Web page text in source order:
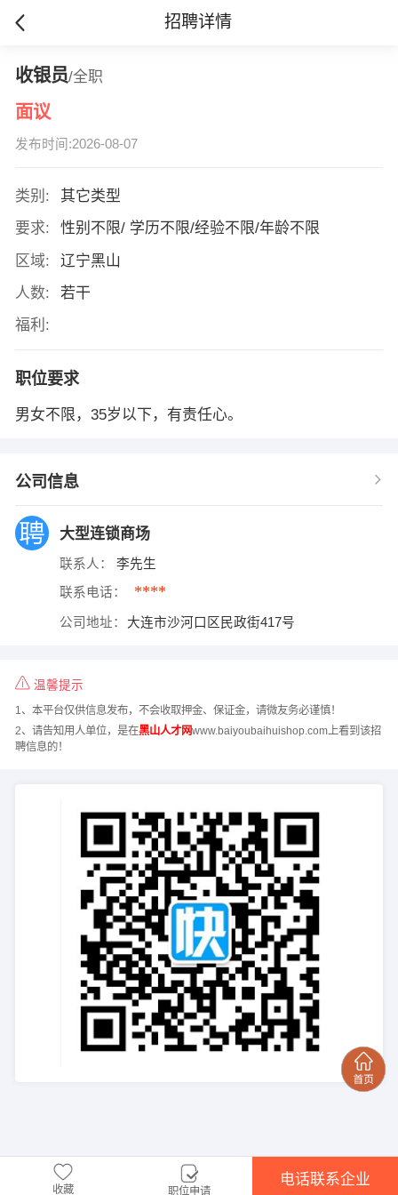
招聘详情
收银员/全职
面议
发布时间:2026-08-07
类别:
其它类型
要求:
性别不限/ 学历不限/经验不限/年龄不限
区域:
辽宁黑山
人数:
若干
福利:
职位要求
男女不限，35岁以下，有责任心。
公司信息
大型连锁商场
联系人： 李先生
联系电话： ****
公司地址： 大连市沙河口区民政街417号
温馨提示
1、本平台仅供信息发布，不会收取押金、保证金，请微友务必谨慎！
2、请告知用人单位，是在黑山人才网www.baiyoubaihuishop.com上看到该招
聘信息的！
收藏 职位申请
电话联系企业